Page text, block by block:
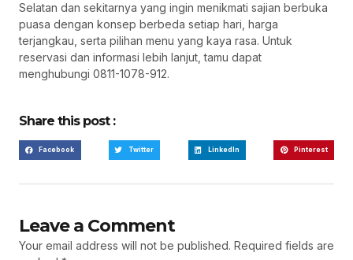
Selatan dan sekitarnya yang ingin menikmati sajian berbuka
puasa dengan konsep berbeda setiap hari, harga
terjangkau, serta pilihan menu yang kaya rasa. Untuk
reservasi dan informasi lebih lanjut, tamu dapat
menghubungi 0811-1078-912.
Share this post :
Facebook Twitter LinkedIn Pinterest
Leave a Comment
Your email address will not be published. Required fields are